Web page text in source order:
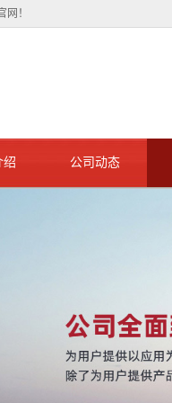
！
绍 公司动态